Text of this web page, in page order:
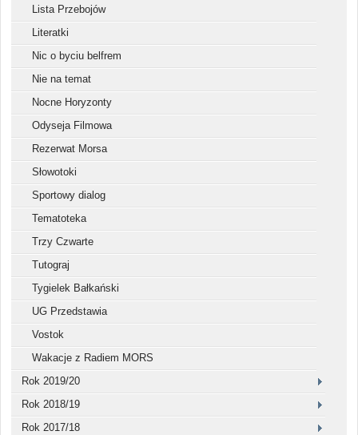
Lista Przebojów
Literatki
Nic o byciu belfrem
Nie na temat
Nocne Horyzonty
Odyseja Filmowa
Rezerwat Morsa
Słowotoki
Sportowy dialog
Tematoteka
Trzy Czwarte
Tutograj
Tygielek Bałkański
UG Przedstawia
Vostok
Wakacje z Radiem MORS
Rok 2019/20
Rok 2018/19
Rok 2017/18